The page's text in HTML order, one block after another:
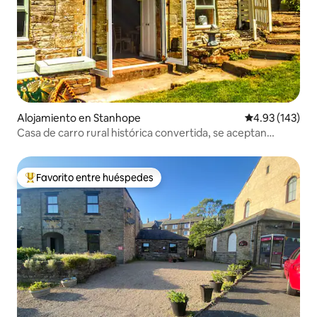
Alojamiento en Stanhope Calificación
4.93 (143)
Casa de carro rural histórica convertida, se aceptan
Favorito entre huéspedes preferido
Favorito entre huéspedes